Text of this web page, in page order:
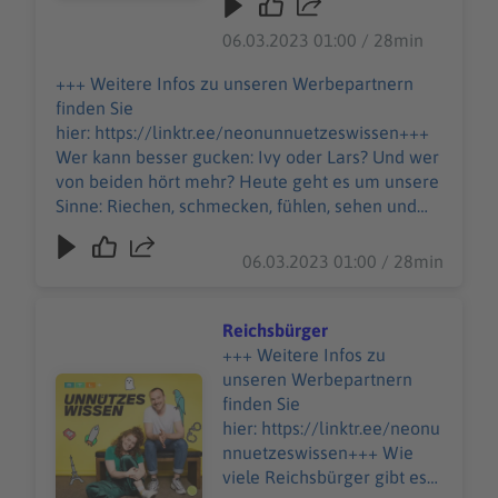
Daten. Wenn Sie der
automatischen
widersprechen wollen,
datenschutz@julep.de
Riechen, schmecken,
fühlen, sehen und hören.
Die beiden klären, wie
schwer ein Auge ist, wie
lang Ohren werden und ob
unsere Nasenlöcher
unterschiedlich riechen
finden Sie hier:
tzeswissen +++ +++ Dieser
Podcast wird vermarktet
von Julep Media:
sales@julep.de Wir
verarbeiten im
Zusammenhang mit dem
Angebot unserer Podcasts
Daten. Wenn Sie der
06.03.2023 01:00 / 28min
+++ Weitere Infos zu unseren Werbepartnern
finden Sie
hier: https://linktr.ee/neonunnuetzeswissen+++
Wer kann besser gucken: Ivy oder Lars? Und wer
von beiden hört mehr? Heute geht es um unsere
Sinne: Riechen, schmecken, fühlen, sehen und
hören. Die beiden klären, wie schwer ein Auge
ist, wie lang Ohren werden und ob unsere
Werbepartnern finden Sie hier:
https://linktr.ee/neonunnuetzeswissen +++ +++
Dieser Podcast wird vermarktet von Julep Media:
sales@julep.de Wir verarbeiten im
Zusammenhang mit dem Angebot unserer
Podcasts Daten. Wenn Sie der automatischen
Übermittlung der Daten widersprechen wollen,
06.03.2023 01:00 / 28min
Audiotitel - Reichsbürger
Reichsbürger
+++ Weitere Infos zu
unseren Werbepartnern
finden Sie
hier: https://linktr.ee/neonu
nnuetzeswissen+++ Wie
viele Reichsbürger gibt es